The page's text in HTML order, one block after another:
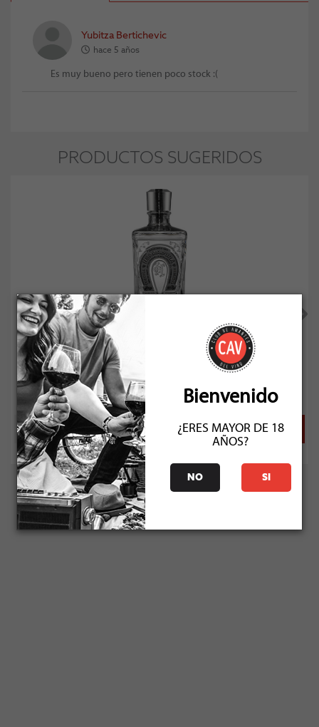
Yubitza Bertichevic
hace 5 años
Es muy bueno pero tienen poco stock :(
PRODUCTOS SUGERIDOS
Tequila Herradura Ultra 750cc
Normal: $52.490
Stock: 10
Bienvenido
¿ERES MAYOR DE 18
AÑOS?
NO SI